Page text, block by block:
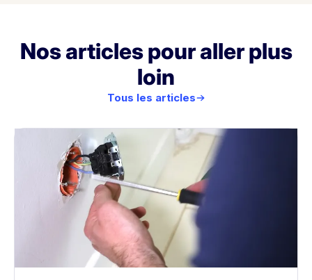
Nos articles pour aller plus
loin
Tous les articles